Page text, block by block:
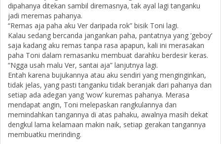
dipahanya ditekan sambil diremasnya, tak ayal lagi tanganku
jadi meremas pahanya.
“Remas aja paha aku Ver daripada rok” bisik Toni lagi.
Kalau sedang bercanda jangankan paha, pantatnya yang ’geboy’
saja kadang aku remas tanpa rasa apapun, kali ini merasakan
paha Toni dalam remasanku membuat darahku berdesir keras.
“Ngga usah malu Ver, santai aja” lanjutnya lagi.
Entah karena bujukannya atau aku sendiri yang menginginkan,
tidak jelas, yang pasti tanganku tidak beranjak dari pahanya dan
setiap ada adegan yang ’wow’ kuremas pahanya. Merasa
mendapat angin, Toni melepaskan rangkulannya dan
memindahkan tangannya di atas pahaku, awalnya masih dekat
dengkul lama kelamaan makin naik, setiap gerakan tangannya
membuatku merinding.